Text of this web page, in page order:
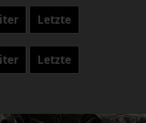
Letzte
Letzte